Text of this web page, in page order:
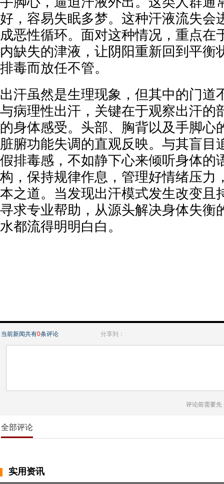
好，容易失眠多梦。这种汗液流失会
成恶性循环。面对这种情况，重点在
内缺失的津液，让阴阳重新回到平衡
排毒而放任不管。
出汗虽然是生理现象，但其中的门道
与病理性出汗，关键在于观察出汗的
的身体感受。头部、胸背以及手脚心
脏腑功能失调的直观反映。与其盲目
假排毒感，不如静下心来倾听身体的
构，保持规律作息，管理好情绪压力
本之道。当发现出汗模式发生改变且
寻求专业帮助，从源头解决身体失衡
水都流得明明白白。
当前新闻共有0条评论 分享到：
评论前需要先
全部评论
实用资讯